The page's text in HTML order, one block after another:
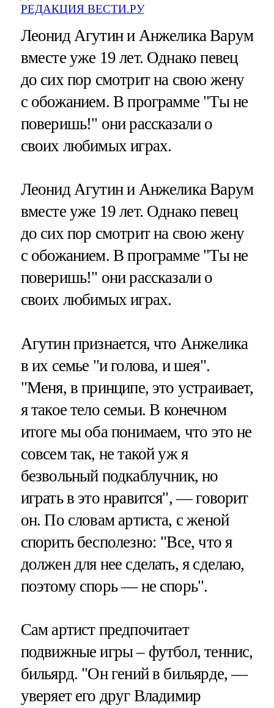
РЕДАКЦИЯ ВЕСТИ.РУ
Леонид Агутин и Анжелика Варум
вместе уже 19 лет. Однако певец
до сих пор смотрит на свою жену
с обожанием. В программе "Ты не
поверишь!" они рассказали о
своих любимых играх.
Леонид Агутин и Анжелика Варум
вместе уже 19 лет. Однако певец
до сих пор смотрит на свою жену
с обожанием. В программе "Ты не
поверишь!" они рассказали о
своих любимых играх.
Агутин признается, что Анжелика
в их семье "и голова, и шея".
"Меня, в принципе, это устраивает,
я такое тело семьи. В конечном
итоге мы оба понимаем, что это не
совсем так, не такой уж я
безвольный подкаблучник, но
играть в это нравится", — говорит
он. По словам артиста, с женой
спорить бесполезно: "Все, что я
должен для нее сделать, я сделаю,
поэтому спорь — не спорь".
Сам артист предпочитает
подвижные игры – футбол, теннис,
бильярд. "Он гений в бильярде, —
уверяет его друг Владимир